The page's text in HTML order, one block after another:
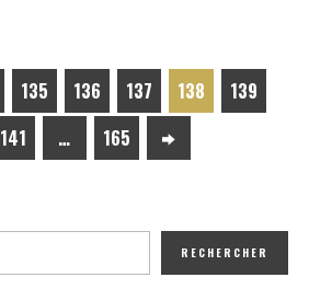
135 136 137 138
139
141 … 165
RECHERCHER